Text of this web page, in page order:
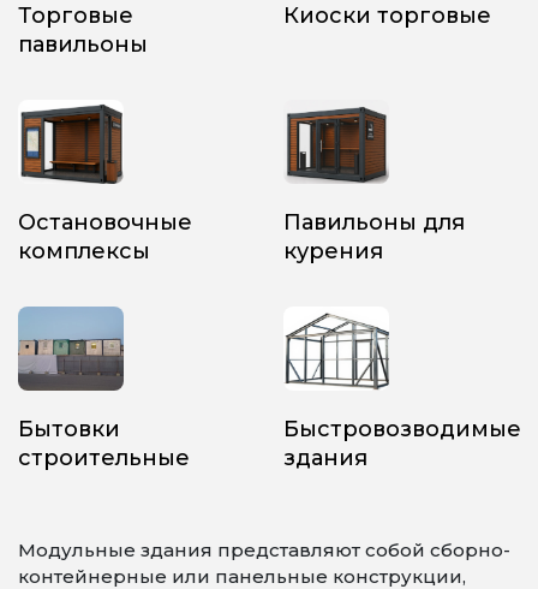
Торговые
павильоны
Киоски торговые
Остановочные
комплексы
Павильоны для
курения
Бытовки
строительные
Быстровозводимые
здания
Модульные здания представляют собой сборно-
контейнерные или панельные конструкции,